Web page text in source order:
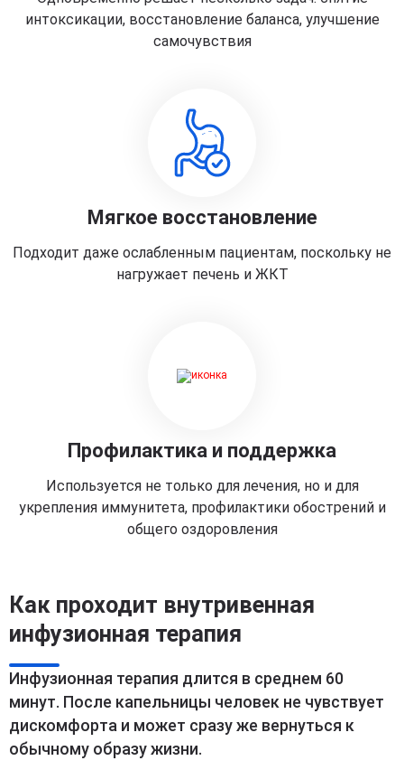
интоксикации, восстановление баланса, улучшение
самочувствия
Мягкое восстановление
Подходит даже ослабленным пациентам, поскольку не
нагружает печень и ЖКТ
Профилактика и поддержка
Используется не только для лечения, но и для
укрепления иммунитета, профилактики обострений и
общего оздоровления
Как проходит внутривенная
инфузионная терапия
Инфузионная терапия длится в среднем 60
минут. После капельницы человек не чувствует
дискомфорта и может сразу же вернуться к
обычному образу жизни.